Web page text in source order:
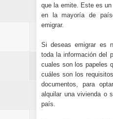
que la emite. Este es
en la mayoría de
emigrar.
Si deseas emigrar es
toda la información del
cuales son los papeles
cuáles son los
documentos, para
alquilar una vivienda o
país.